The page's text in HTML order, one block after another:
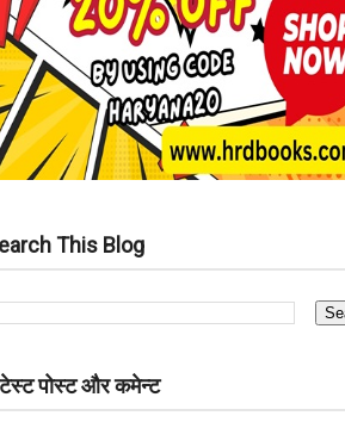
This Blog
पोस्ट और कमेन्ट